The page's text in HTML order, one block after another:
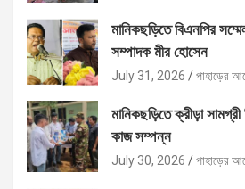
মানিকছড়িতে বিএনপির
সম্পাদক মীর হোসেন
July 31, 2026 পাহাড়ের
মানিকছড়িতে ক্রীড়া
কাজ সম্পন্ন
July 30, 2026 পাহাড়ের